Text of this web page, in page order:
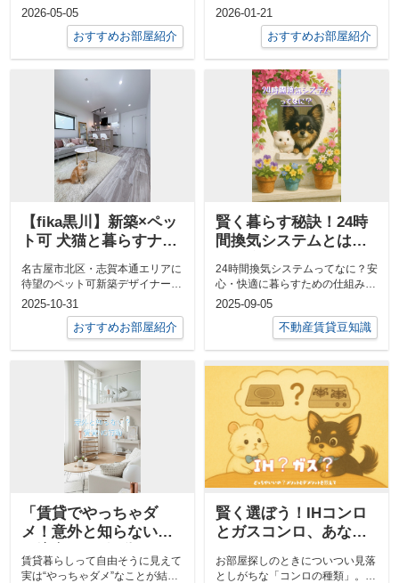
がこのデザイナーズ1LDK。
「GRANDT...
2026-05-05
おすすめお部屋紹介
協したくない。そんな想いにちょ
うどいいの...
2026-01-21
おすすめお部屋紹介
【fika黒川】新築×ペッ
ト可 犬猫と暮らすナチ
ュラルデザインの1LDK
｜名古屋市北区・黒川
エリア
名古屋市北区・志賀本通エリアに
待望のペット可新築デザイナーズ
が登場その名も「fika黒川（フィ
2025-10-31
おすすめお部屋紹介
賢く暮らす秘訣！24時
間換気システムとは？
換気扇との違いもわか
りやすく解説
24時間換気システムってなに？安
心・快適に暮らすための仕組み
「換気って窓を開けることじゃな
いの？」そ...
2025-09-05
不動産賃貸豆知識
「賃貸でやっちゃダ
メ！意外と知らない？
賃貸暮らしって自由そうに見えて
実は“やっちゃダメ”なことが結構
賢く選ぼう！IHコンロ
とガスコンロ、あなた
はどっち？
お部屋探しのときについつい見落
としがちな「コンロの種類」。で